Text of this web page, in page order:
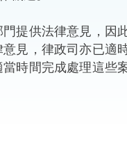
提供法律意見，因
見，律政司亦已適
時間完成處理這些